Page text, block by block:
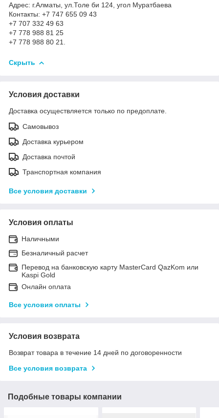
Адрес: г.Алматы, ул.Толе би 124, угол Муратбаева
Контакты: +7 747 655 09 43
+7 707 332 49 63
+7 778 988 81 25
+7 778 988 80 21.
Скрыть
Условия доставки
Доставка осуществляется только по предоплате.
Самовывоз
Доставка курьером
Доставка почтой
Транспортная компания
Все условия доставки
Условия оплаты
Наличными
Безналичный расчет
Перевод на банковскую карту MasterCard QazKom или
Kaspi Gold
Онлайн оплата
Все условия оплаты
Условия возврата
Возврат товара в течение 14 дней по договоренности
Все условия возврата
Подобные товары компании